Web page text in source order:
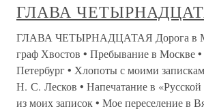
ГЛАВА
ГЛАВА ЧЕТЫРНАДЦАТАЯ Дорога в
граф Хвостов • Пребывание в Москве
Петербург • Хлопоты с моими
Н. С. Лесков • Напечатание в
из моих записок • Мое переселение в